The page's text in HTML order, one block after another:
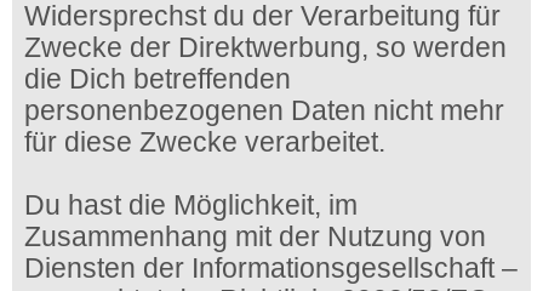
Widersprechst du der Verarbeitung für
Zwecke der Direktwerbung, so werden
die Dich betreffenden
personenbezogenen Daten nicht mehr
für diese Zwecke verarbeitet.
Du hast die Möglichkeit, im
Zusammenhang mit der Nutzung von
Diensten der Informationsgesellschaft –